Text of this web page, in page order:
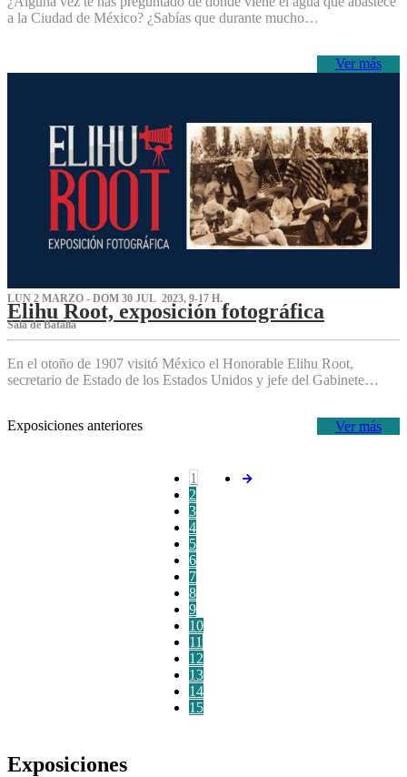
a la Ciudad de México? ¿Sabías que durante mucho…
Ver más
LUN 2 MARZO - DOM 30 JUL 2023, 9-17 H.
Elihu Root, exposición fotográfica
Sala de Batalla
En el otoño de 1907 visitó México el Honorable Elihu Root,
secretario de Estado de los Estados Unidos y jefe del Gabinete…
Ver más
Exposiciones anteriores
1
2
3
4
5
6
7
8
9
10
11
12
13
14
15
Exposiciones